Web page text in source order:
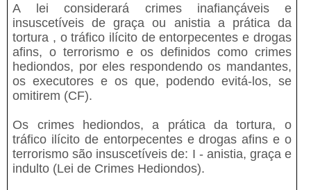
A lei considerará crimes inafiançáveis e
insuscetíveis de graça ou anistia a prática da
tortura , o tráfico ilícito de entorpecentes e drogas
afins, o terrorismo e os definidos como crimes
hediondos, por eles respondendo os mandantes,
os executores e os que, podendo evitá-los, se
omitirem (CF).
Os crimes hediondos, a prática da tortura, o
tráfico ilícito de entorpecentes e drogas afins e o
terrorismo são insuscetíveis de: I - anistia, graça e
indulto (Lei de Crimes Hediondos).